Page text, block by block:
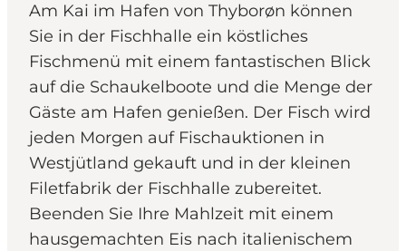
Am Kai im Hafen von Thyborøn können
Sie in der Fischhalle ein köstliches
Fischmenü mit einem fantastischen Blick
auf die Schaukelboote und die Menge der
Gäste am Hafen genießen. Der Fisch wird
jeden Morgen auf Fischauktionen in
Westjütland gekauft und in der kleinen
Filetfabrik der Fischhalle zubereitet.
Beenden Sie Ihre Mahlzeit mit einem
hausgemachten Eis nach italienischem